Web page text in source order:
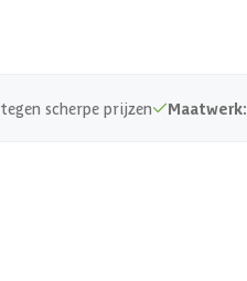
tegen scherpe prijzen Maatwerk: